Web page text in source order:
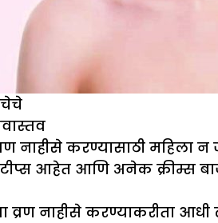
नाहीसे करण्यासाठी
आहेत आणि अनेक क्रीम्स
व्रण नाहीसे करण्याकरीता